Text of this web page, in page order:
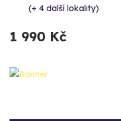
(+ 4 další lokality)
1 990 Kč